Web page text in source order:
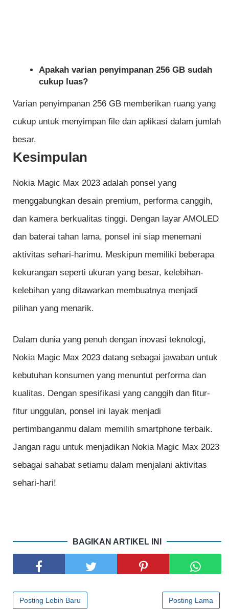
Apakah varian penyimpanan 256 GB sudah
cukup luas?
Varian penyimpanan 256 GB memberikan ruang yang
cukup untuk menyimpan file dan aplikasi dalam jumlah
besar.
Kesimpulan
Nokia Magic Max 2023 adalah ponsel yang
menggabungkan desain premium, performa canggih,
dan kamera berkualitas tinggi. Dengan layar AMOLED
dan baterai tahan lama, ponsel ini siap menemani
aktivitas sehari-harimu. Meskipun memiliki beberapa
kekurangan seperti ukuran yang besar, kelebihan-
kelebihan yang ditawarkan membuatnya menjadi
pilihan yang menarik.
Dalam dunia yang penuh dengan inovasi teknologi,
Nokia Magic Max 2023 datang sebagai jawaban untuk
kebutuhan konsumen yang menuntut performa dan
kualitas. Dengan spesifikasi yang canggih dan fitur-
fitur unggulan, ponsel ini layak menjadi
pertimbanganmu dalam memilih smartphone terbaik.
Jangan ragu untuk menjadikan Nokia Magic Max 2023
sebagai sahabat setiamu dalam menjalani aktivitas
sehari-hari!
BAGIKAN ARTIKEL INI
Posting Lebih Baru Posting Lama